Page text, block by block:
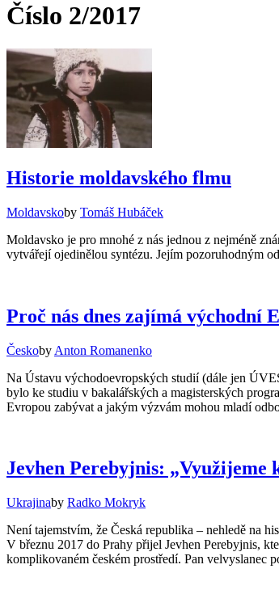
Číslo 2/2017
Historie moldavského flmu
Moldavskoby Tomáš Hubáček
Moldavsko je pro mnohé z nás jednou z nejméně
vytvářejí ojedinělou syntézu. Jejím pozoruhodným
Proč nás dnes zajímá východní
Českoby Anton Romanenko
Na Ústavu východoevropských studií (dále jen
bylo ke studiu v bakalářských a magisterských
Evropou zabývat a jakým výzvám mohou mladí
Jevhen Perebyjnis: „Využijeme
Ukrajinaby Radko Mokryk
Není tajemstvím, že Česká republika – nehledě na
V březnu 2017 do Prahy přijel Jevhen Perebyjnis,
komplikovaném českém prostředí. Pan